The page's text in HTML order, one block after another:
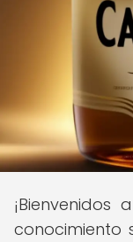
¡Bienvenidos a